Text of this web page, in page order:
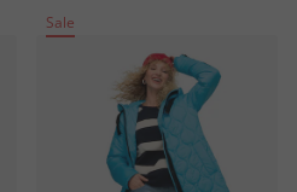
Sale